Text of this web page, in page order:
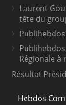
Laurent
tête du
Régionale à
Résultat
Hebdos